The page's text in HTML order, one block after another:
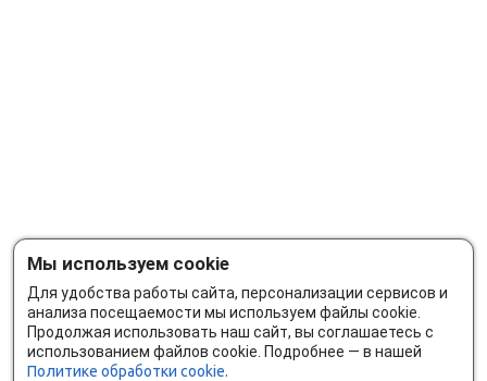
Мы используем cookie
Для удобства работы сайта, персонализации сервисов и
анализа посещаемости мы используем файлы cookie.
Продолжая использовать наш сайт, вы соглашаетесь с
использованием файлов cookie. Подробнее — в нашей
Политике обработки cookie.